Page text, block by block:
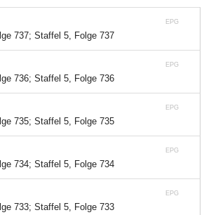
EPG
737; Staffel 5, Folge 737
EPG
736; Staffel 5, Folge 736
EPG
735; Staffel 5, Folge 735
EPG
734; Staffel 5, Folge 734
EPG
733; Staffel 5, Folge 733